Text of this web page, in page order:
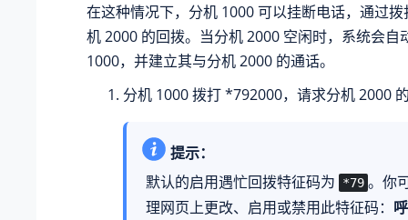
在这种情况下，分机 1000 可以挂断电话，通过
机 2000 的回拨。当分机 2000 空闲时，系统会自
1000，并建立其与分机 2000 的通话。
分机 1000 拨打 *792000，请求分机 2000
提示：
默认的启用遇忙回拨特征码为
*79 。你
理网页上更改、启用或禁用此特征码：